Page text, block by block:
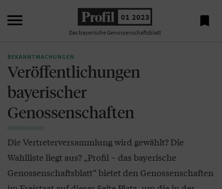
 01 2023
Das bayerische Genossenschaftsblatt

BEKANNTMACHUNGEN
Veröffentlichungen
bayerischer
Genossenschaften
Die Vertreterversammlung wird gewählt? Die
Wahlliste liegt aus? „Profil – das bayerische
Genossenschaftsblatt“ bietet den Genossenschaften